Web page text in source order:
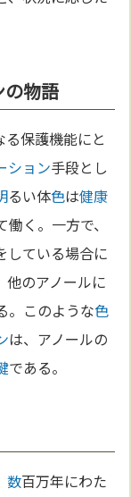
物語
る保護機能にと
ション手段とし
るい体色は健康
く。一方で、
している場合に
他のアノールに
。このような色
は、アノールの
である。
数百万年にわた